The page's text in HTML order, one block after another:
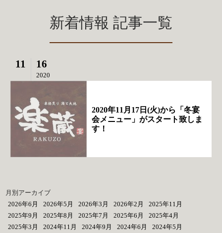
新着情報 記事一覧
11 16
2020
2020年11月17日(火)から「冬宴
会メニュー」がスタート致しま
す！
月別アーカイブ
2026年6月
2026年5月 2026年3月 2026年2月
2025年11月
2025年9月
2025年8月 2025年7月 2025年6月
2025年4月
2025年3月
2024年11月 2024年9月 2024年6月
2024年5月